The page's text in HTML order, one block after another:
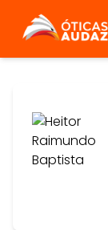
ÓTICAS AUDAZ